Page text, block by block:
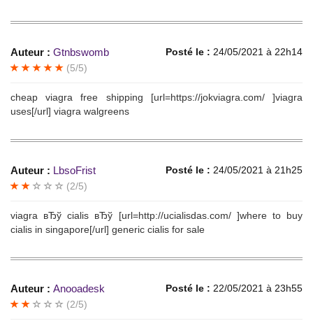
Auteur : Gtnbswomb Posté le : 24/05/2021 à 22h14
(5/5)
cheap viagra free shipping [url=https://jokviagra.com/ ]viagra
uses[/url] viagra walgreens
Auteur : LbsoFrist Posté le : 24/05/2021 à 21h25
(2/5)
viagra вЂў cialis вЂў [url=http://ucialisdas.com/ ]where to buy
cialis in singapore[/url] generic cialis for sale
Auteur : Anooadesk Posté le : 22/05/2021 à 23h55
(2/5)